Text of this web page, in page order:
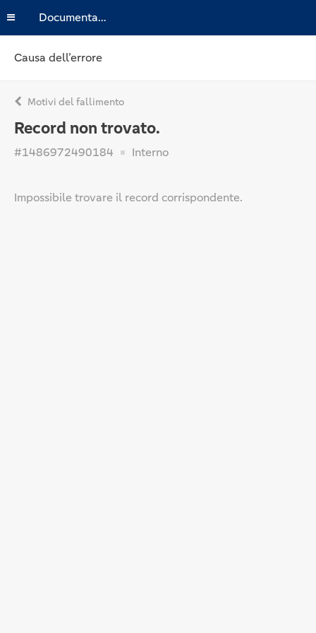
Documentazione
Causa dell’errore
Motivi del fallimento
Record non trovato.
#1486972490184 Interno
Impossibile trovare il record corrispondente.